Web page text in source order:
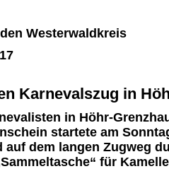
Westerwaldkreis
Karnevalszug in
in Höhr-
startete am
dem langen Zugweg
für